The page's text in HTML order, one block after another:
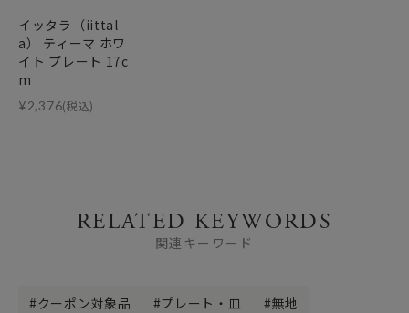
イッタラ（iittal
a） ティーマ ホワ
イト プレート 17c
m
¥2,376(税込)
RELATED KEYWORDS
関連キーワード
クーポン対象品 プレート・皿
無地